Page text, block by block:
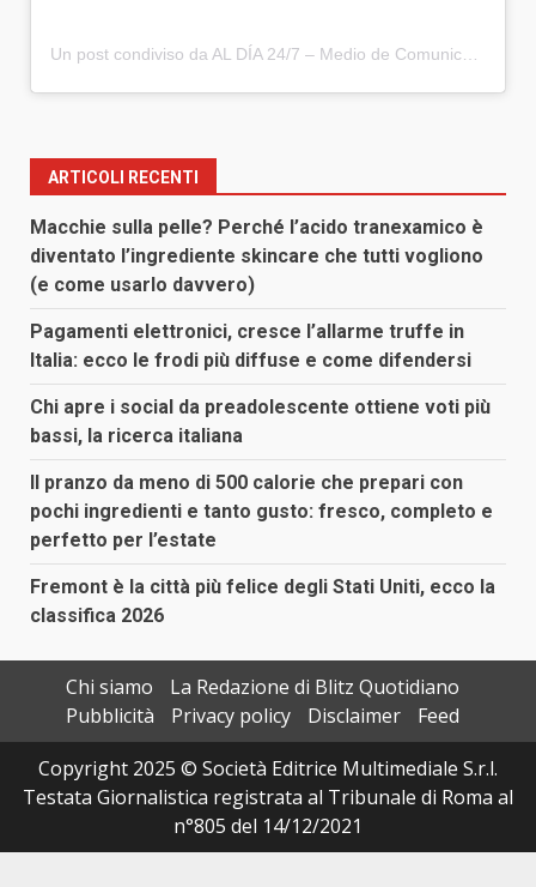
Un post condiviso da AL DÍA 24/7 – Medio de Comunicación (@aldia247)
ARTICOLI RECENTI
Macchie sulla pelle? Perché l’acido tranexamico è
diventato l’ingrediente skincare che tutti vogliono
(e come usarlo davvero)
Pagamenti elettronici, cresce l’allarme truffe in
Italia: ecco le frodi più diffuse e come difendersi
Chi apre i social da preadolescente ottiene voti più
bassi, la ricerca italiana
Il pranzo da meno di 500 calorie che prepari con
pochi ingredienti e tanto gusto: fresco, completo e
perfetto per l’estate
Fremont è la città più felice degli Stati Uniti, ecco la
classifica 2026
Chi siamo
La Redazione di Blitz Quotidiano
Pubblicità
Privacy policy Disclaimer
Feed
Copyright 2025 © Società Editrice Multimediale S.r.l.
Testata Giornalistica registrata al Tribunale di Roma al
n°805 del 14/12/2021